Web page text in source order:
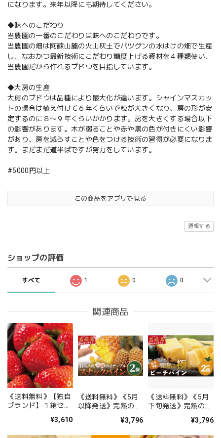
になります。来年以降にも期待してください。
◆味へのこだわり
当農園の一番のこだわりは味へのこだわりです。
当農園の畑は阿蘇山麓の火山灰土でバツグンの水はけの畑で生産
し、なおかつ最新技術にこだわり糖度上げる資材を４種類使い、
当農園だから作れるブドウを目指しています。
◆大房の生産
大房のブドウは品種により最大化が違います。シャインマスカッ
トの場合は植え付けて６年くらいで粒が大きくなり、房の形が安
定するのに８〜９年くらいかかります。房を大きくする場合以下
の影響があります。木が弱ることや赤や黒の色が付きにくい影響
があり、房を減らすことや色をつける技術の習得が必要になりま
す。まだまだ道半ばですが努力をしています。
#5000円以上
この商品をアプリで見る
通報する
ショップの評価
すべて 1 0 0
関連商品
《送料無料》【独自
ブランド】１箱セッ
れの「恋ひめ・恋み
¥3,610
《送料無料》《5月
以降発送》完熟の極
セット（約1.6kg）
¥3,796
《送料無料》《5月
下旬発送》完熟の極
ット（約1.8kg）¥3,796